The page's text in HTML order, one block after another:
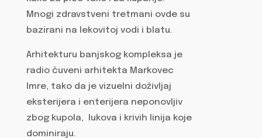
Mnogi zdravstveni tretmani ovde su
bazirani na lekovitoj vodi i blatu.
Arhitekturu banjskog kompleksa je
radio čuveni arhitekta Markovec
Imre, tako da je vizuelni doživljaj
eksterijera i enterijera neponovljiv
zbog kupola, lukova i krivih linija koje
dominiraju.